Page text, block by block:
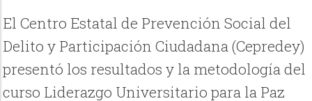
El Centro Estatal de Prevención Social del
Delito y Participación Ciudadana (Cepredey)
presentó los resultados y la metodología del
curso Liderazgo Universitario para la Paz